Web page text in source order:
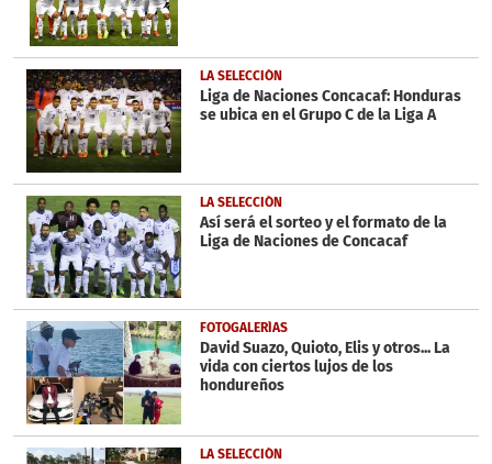
LA SELECCIÓN
Liga de Naciones Concacaf: Honduras
se ubica en el Grupo C de la Liga A
LA SELECCIÓN
Así será el sorteo y el formato de la
Liga de Naciones de Concacaf
FOTOGALERÍAS
David Suazo, Quioto, Elis y otros... La
vida con ciertos lujos de los
hondureños
LA SELECCIÓN